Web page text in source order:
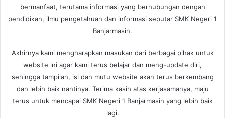
bermanfaat, terutama informasi yang berhubungan dengan
pendidikan, ilmu pengetahuan dan informasi seputar SMK Negeri 1
Banjarmasin.
Akhirnya kami mengharapkan masukan dari berbagai pihak untuk
website ini agar kami terus belajar dan meng-update diri,
sehingga tampilan, isi dan mutu website akan terus berkembang
dan lebih baik nantinya. Terima kasih atas kerjasamanya, maju
terus untuk mencapai SMK Negeri 1 Banjarmasin yang lebih baik
lagi.